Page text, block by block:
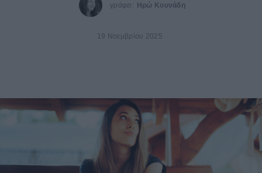
γράφει: Ηρώ Κουνάδη
19 Νοεμβρίου 2025